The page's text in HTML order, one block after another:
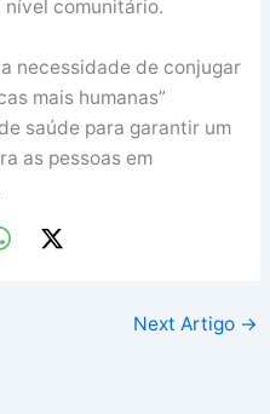
comunitário.
necessidade de conjugar
mais humanas”
saúde para garantir um
as pessoas em
Next Artigo →